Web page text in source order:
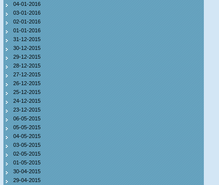
04-01-2016
03-01-2016
02-01-2016
01-01-2016
31-12-2015
30-12-2015
29-12-2015
28-12-2015
27-12-2015
26-12-2015
25-12-2015
24-12-2015
23-12-2015
06-05-2015
05-05-2015
04-05-2015
03-05-2015
02-05-2015
01-05-2015
30-04-2015
29-04-2015